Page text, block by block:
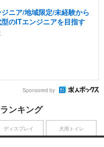
ニア/地域限定/未経験から
のITエンジニアを目指す
Sponsored by
ンキング
ディスプレイ 犬用トイレ